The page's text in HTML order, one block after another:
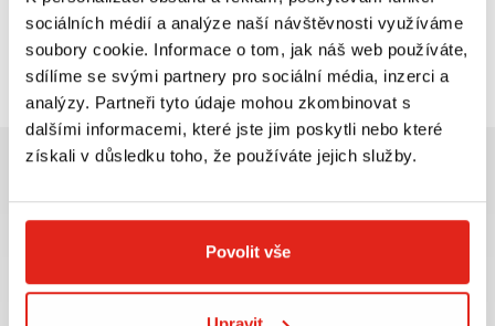
sociálních médií a analýze naší návštěvnosti využíváme
soubory cookie. Informace o tom, jak náš web používáte,
sdílíme se svými partnery pro sociální média, inzerci a
analýzy. Partneři tyto údaje mohou zkombinovat s
dalšími informacemi, které jste jim poskytli nebo které
získali v důsledku toho, že používáte jejich služby.
Povolit vše
Prohlédli jste si2z2 produktů
odběru
rámci ČR